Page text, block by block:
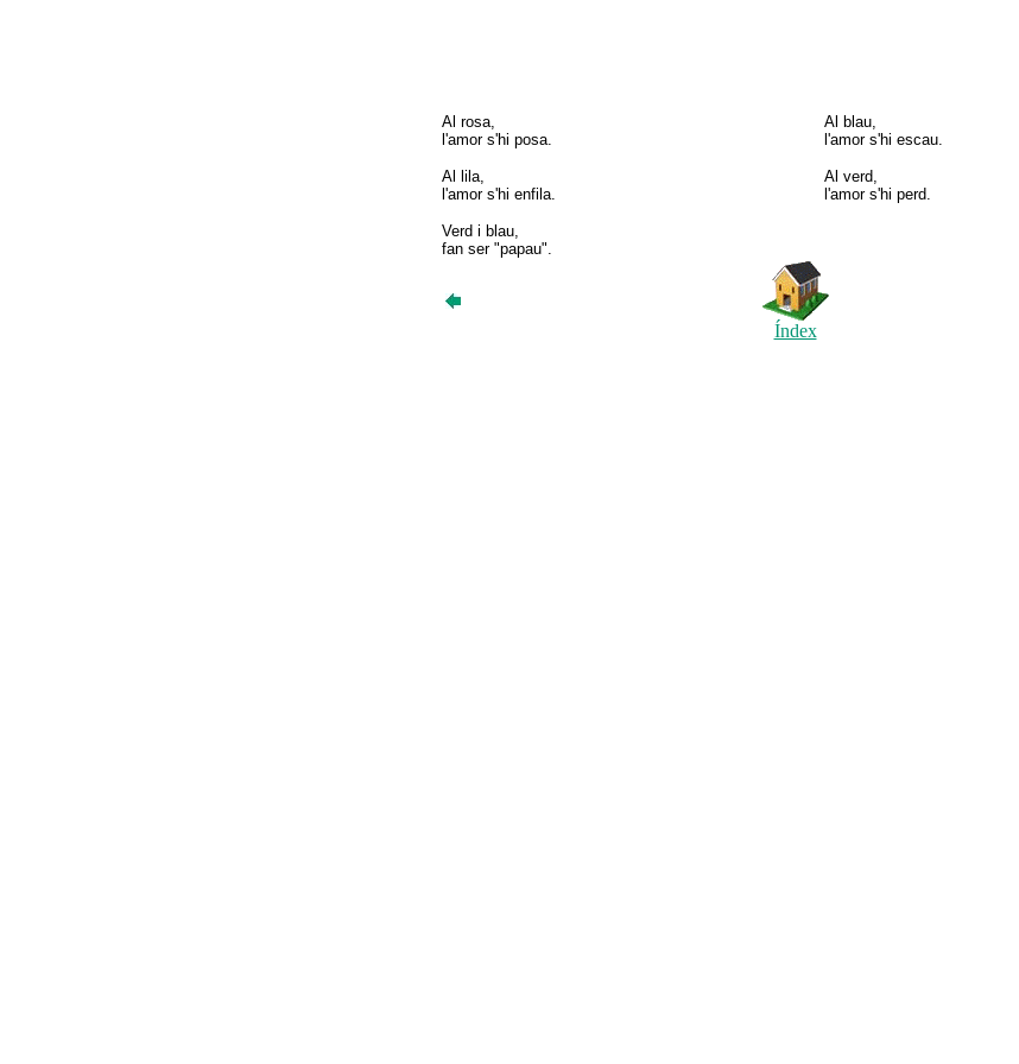
Al rosa,
l'amor s'hi posa.
Al lila,
l'amor s'hi enfila.
Verd i blau,
fan ser "papau".
Al blau,
l'amor s'hi escau.
Al verd,
l'amor s'hi perd.
Índex